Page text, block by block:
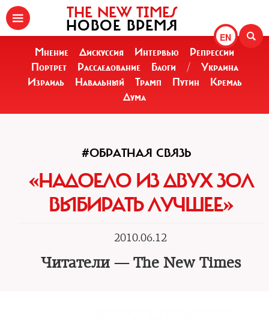
EN
THE NEW TIMES
НОВОЕ ВРЕМЯ
Мнение Дискуссия Интервью
Репрессии
Портрет
Расследование Блоги /
Украина
Израиль
Навальный Трамп Путин
Кремль
Дума
#ОБРАТНАЯ СВЯЗЬ
«НАДОЕЛО ИЗ ДВУХ ЗОЛ
ВЫБИРАТЬ ЛУЧШЕЕ»
2010.06.12
Читатели — The New Times